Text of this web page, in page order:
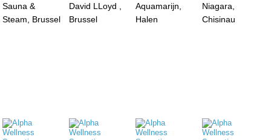
Sauna &
Steam, Brussel
David LLoyd ,
Brussel
Aquamarijn,
Halen
Niagara,
Chisinau